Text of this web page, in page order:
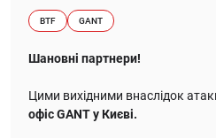
BTF GANT
Шановні партнери!
Цими вихідними внаслідок
офіс GANT у Києві.